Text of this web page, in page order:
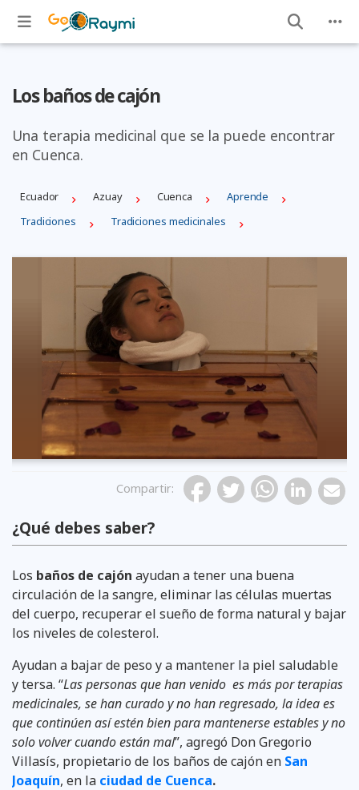
Los baños de cajón
Una terapia medicinal que se la puede encontrar
en Cuenca.
Ecuador Azuay Cuenca
Aprende
Tradiciones
Tradiciones medicinales
Compartir:
¿Qué debes saber?
Los baños de cajón ayudan a tener una buena
circulación de la sangre, eliminar las células muertas
del cuerpo, recuperar el sueño de forma natural y bajar
los niveles de colesterol.
Ayudan a bajar de peso y a mantener la piel saludable
y tersa. “Las personas que han venido es más por terapias
medicinales, se han curado y no han regresado, la idea es
que continúen así estén bien para mantenerse estables y no
solo volver cuando están mal”, agregó Don Gregorio
Villasís, propietario de los baños de cajón en San
Joaquín, en la ciudad de Cuenca.